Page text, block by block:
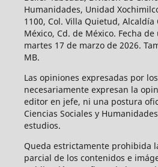
Humanidades, Unidad
1100, Col. Villa Quietud, Alcaldía
México, Cd. de México. Fecha
martes 17 de marzo de 2026.
MB.
Las opiniones expresadas por
necesariamente expresan la
editor en jefe, ni una postura
Ciencias Sociales y
estudios.
Queda estrictamente prohibida
parcial de los contenidos e